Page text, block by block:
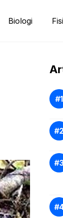
Biologi